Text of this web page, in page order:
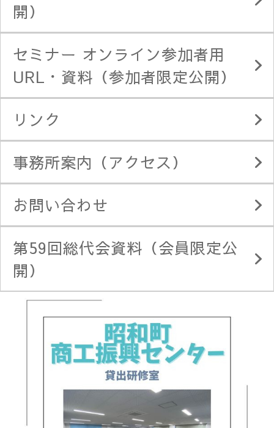
開）
セミナー オンライン参加者用
URL・資料（参加者限定公開）
リンク
事務所案内（アクセス）
お問い合わせ
第59回総代会資料（会員限定公
開）